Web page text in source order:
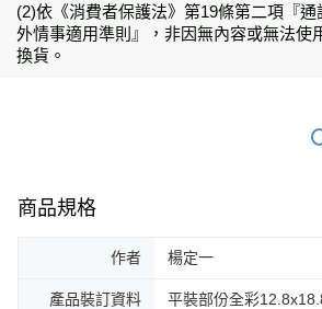
(2)依《消費者保護法》第19條第二項『通
外情事適用準則』，非因無內容或無法使
換貨。
商品規格
作者 楊定一
產品裝訂資料 平裝部份全彩